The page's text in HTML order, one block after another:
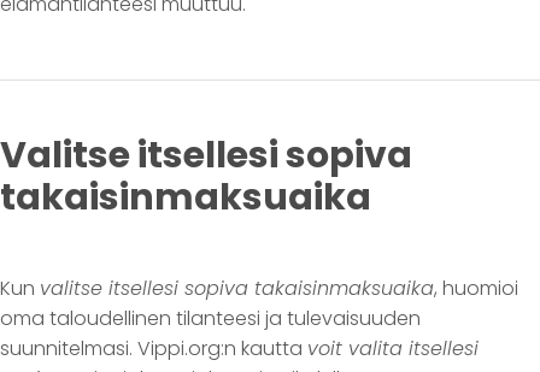
Valitse itsellesi sopiva
takaisinmaksuaika
Kun valitse itsellesi sopiva takaisinmaksuaika, huomioi
oma taloudellinen tilanteesi ja tulevaisuuden
suunnitelmasi. Vippi.org:n kautta voit valita itsellesi